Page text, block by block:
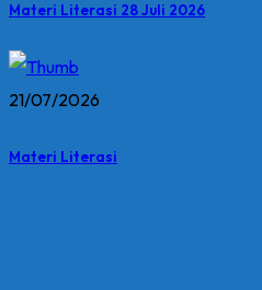
Materi Literasi 28 Juli 2026
21/07/2026
Materi Literasi